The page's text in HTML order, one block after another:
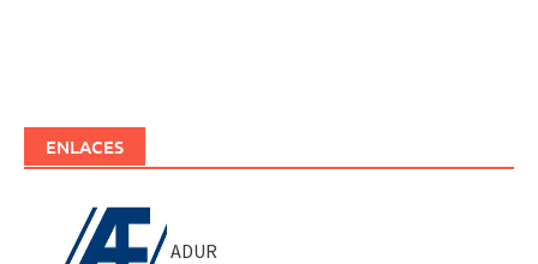
ENLACES
ADUR